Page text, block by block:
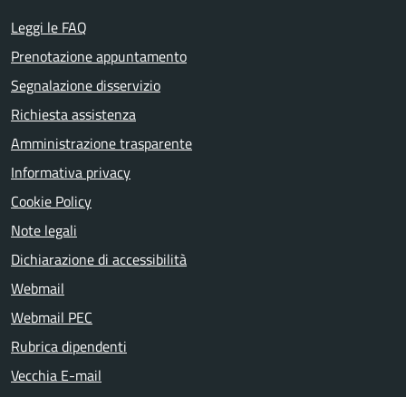
Leggi le FAQ
Prenotazione appuntamento
Segnalazione disservizio
Richiesta assistenza
Amministrazione trasparente
Informativa privacy
Cookie Policy
Note legali
Dichiarazione di accessibilità
Webmail
Webmail PEC
Rubrica dipendenti
Vecchia E-mail